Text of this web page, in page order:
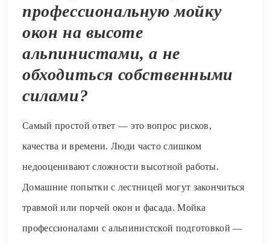
профессиональную мойку
окон на высоте
альпинистами, а не
обходиться собственными
силами?
Самый простой ответ — это вопрос рисков,
качества и времени. Люди часто слишком
недооценивают сложности высотной работы.
Домашние попытки с лестницей могут закончиться
травмой или порчей окон и фасада. Мойка
профессионалами с альпинистской подготовкой —